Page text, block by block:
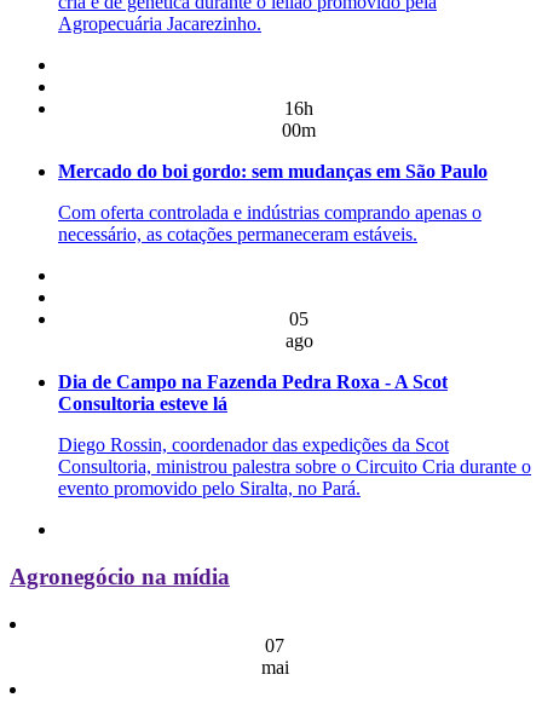
Agropecuária Jacarezinho.
16h
00m
Mercado do boi gordo: sem mudanças em São Paulo
Com oferta controlada e indústrias comprando apenas o
necessário, as cotações permaneceram estáveis.
05
ago
Dia de Campo na Fazenda Pedra Roxa - A Scot
Consultoria esteve lá
Diego Rossin, coordenador das expedições da Scot
Consultoria, ministrou palestra sobre o Circuito Cria durante o
evento promovido pelo Siralta, no Pará.
Agronegócio na mídia
07
mai